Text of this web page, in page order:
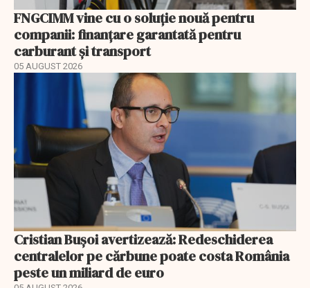
FNGCIMM vine cu o soluție nouă pentru
companii: finanțare garantată pentru
carburant și transport
05 AUGUST 2026
Cristian Bușoi avertizează: Redeschiderea
centralelor pe cărbune poate costa România
peste un miliard de euro